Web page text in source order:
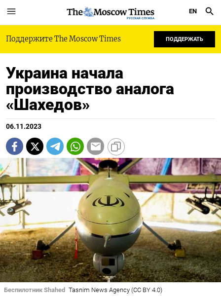
РУССКАЯ СЛУЖБА
EN
Поддержите The Moscow Times ПОДДЕРЖАТЬ
Украина начала
производство аналога
«Шахедов»
06.11.2023
Беспилотник Shahed Tasnim News Agency (CC BY 4.0)